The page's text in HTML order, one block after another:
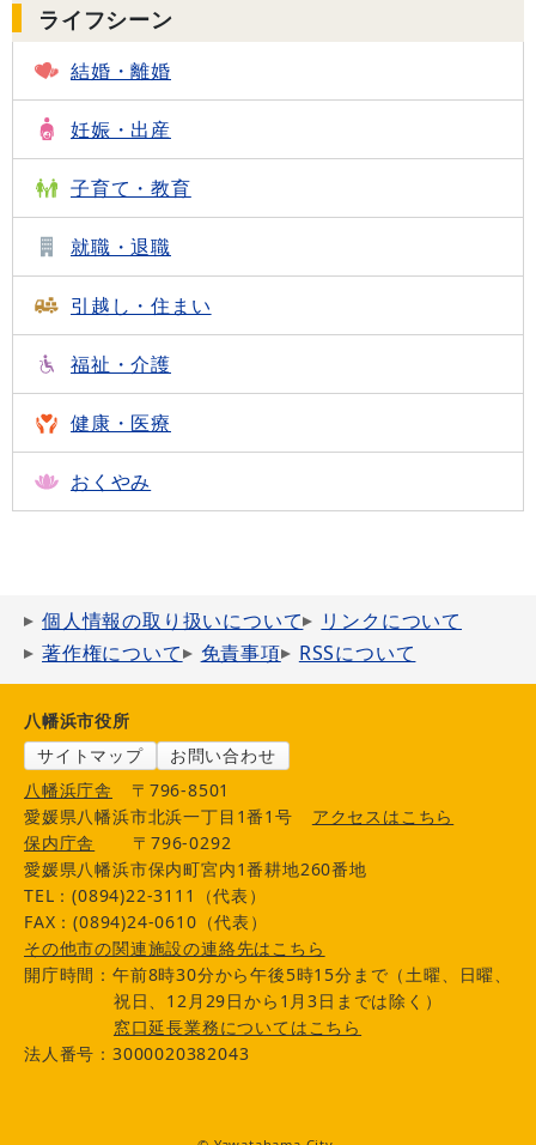
ライフシーン
結婚・離婚
妊娠・出産
子育て・教育
就職・退職
引越し・住まい
福祉・介護
健康・医療
おくやみ
個人情報の取り扱いについて
リンクについて
著作権について
免責事項 RSSについて
八幡浜市役所
サイトマップ
お問い合わせ
八幡浜庁舎
〒796-8501
愛媛県八幡浜市北浜一丁目1番1号
アクセスはこちら
保内庁舎
〒796-0292
愛媛県八幡浜市保内町宮内1番耕地260番地
TEL：(0894)22-3111（代表）
FAX：(0894)24-0610（代表）
その他市の関連施設の連絡先はこちら
開庁時間：午前8時30分から午後5時15分まで（土曜、日曜、
祝日、12月29日から1月3日までは除く）
窓口延長業務についてはこちら
法人番号：3000020382043